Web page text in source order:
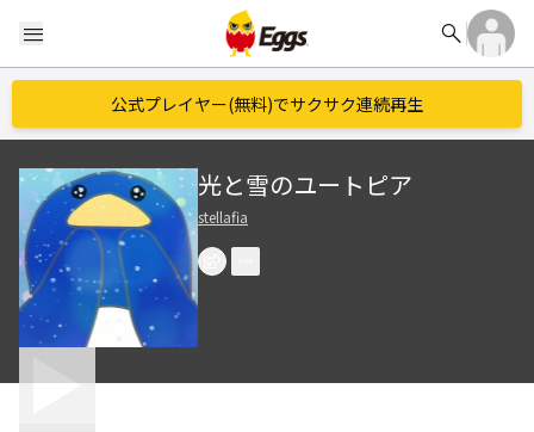
menu search
公式プレイヤー(無料)でサクサク連続再生
光と雪のユートピア
stellafia